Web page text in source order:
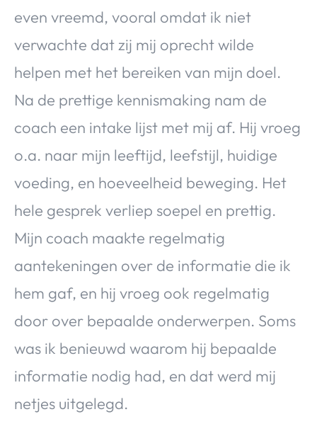
even vreemd, vooral omdat ik niet
verwachte dat zij mij oprecht wilde
helpen met het bereiken van mijn doel.
Na de prettige kennismaking nam de
coach een intake lijst met mij af. Hij vroeg
o.a. naar mijn leeftijd, leefstijl, huidige
voeding, en hoeveelheid beweging. Het
hele gesprek verliep soepel en prettig.
Mijn coach maakte regelmatig
aantekeningen over de informatie die ik
hem gaf, en hij vroeg ook regelmatig
door over bepaalde onderwerpen. Soms
was ik benieuwd waarom hij bepaalde
informatie nodig had, en dat werd mij
netjes uitgelegd.